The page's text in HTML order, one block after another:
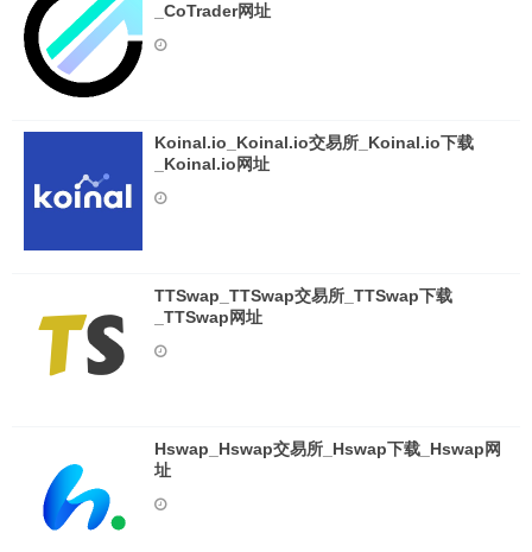
_CoTrader网址
Koinal.io_Koinal.io交易所_Koinal.io下载
_Koinal.io网址
TTSwap_TTSwap交易所_TTSwap下载
_TTSwap网址
Hswap_Hswap交易所_Hswap下载_Hswap网
址